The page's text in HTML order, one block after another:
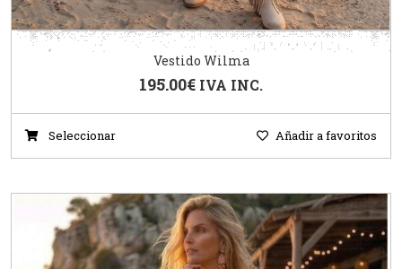
Vestido Wilma
195.00€ IVA INC.
Seleccionar Añadir a favoritos